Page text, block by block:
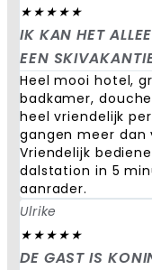
★★★★★
IK KAN HET
EEN
Heel mooi hotel,
badkamer,
heel vriendelijk
gangen meer
Vriendelijk
dalstation in 5
aanrader.
Ulrike
★★★★★
DE GAST IS